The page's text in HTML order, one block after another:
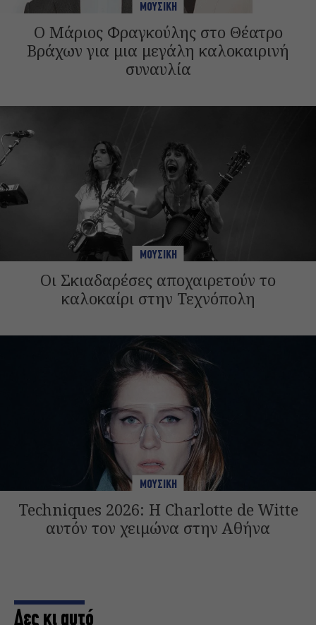
ΜΟΥΣΙΚΗ
Ο Μάριος Φραγκούλης στο Θέατρο
Βράχων για μια μεγάλη καλοκαιρινή
συναυλία
ΜΟΥΣΙΚΗ
Οι Σκιαδαρέσες αποχαιρετούν το
καλοκαίρι στην Τεχνόπολη
ΜΟΥΣΙΚΗ
Techniques 2026: Η Charlotte de Witte
αυτόν τον χειμώνα στην Αθήνα
Δες κι αυτό